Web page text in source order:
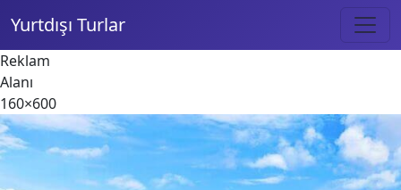
Yurtdışı Turlar
Reklam
Alanı
160×600